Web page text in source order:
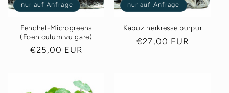
nur auf Anfrage
Fenchel-Microgreens
(Foeniculum vulgare)
Normaler
€25,00 EUR
nur auf Anfrage
Kapuzinerkresse purpur
Normaler
€27,00 EUR